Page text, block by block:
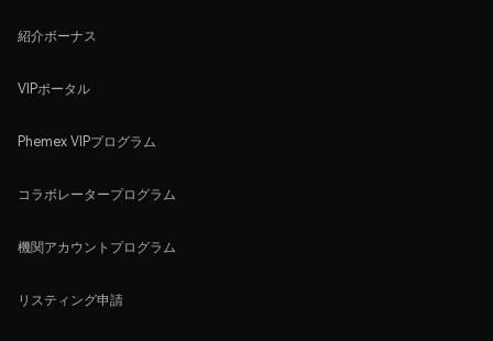
紹介ボーナス
VIPポータル
Phemex VIPプログラム
コラボレータープログラム
機関アカウントプログラム
リスティング申請